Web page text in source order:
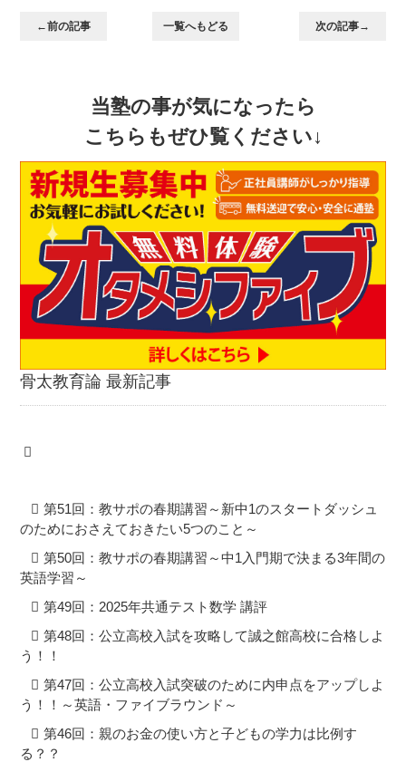
←前の記事 一覧へもどる 次の記事→
当塾の事が気になったら
こちらもぜひ覧ください↓
骨太教育論 最新記事
第51回：教サポの春期講習～新中1のスタートダッシュ
のためにおさえておきたい5つのこと～
第50回：教サポの春期講習～中1入門期で決まる3年間の
英語学習～
第49回：2025年共通テスト数学 講評
第48回：公立高校入試を攻略して誠之館高校に合格しよ
う！！
第47回：公立高校入試突破のために内申点をアップしよ
う！！～英語・ファイブラウンド～
第46回：親のお金の使い方と子どもの学力は比例す
る？？